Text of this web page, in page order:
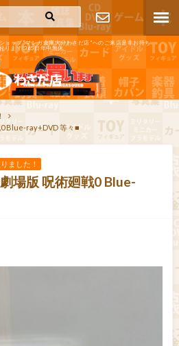
ョップ"マンガ倉庫大分わさだ店"へのご来店是非お待ち
ります!365日年中無休
お問い合わ
せ
Blue-ray+DVD 等々■
ました！
場版 呪術廻戦0 Blue-